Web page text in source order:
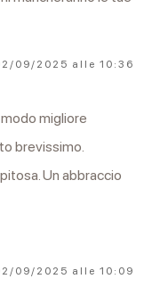
09/2025 alle 10:36
migliore
brevissimo.
Un abbraccio
09/2025 alle 10:09